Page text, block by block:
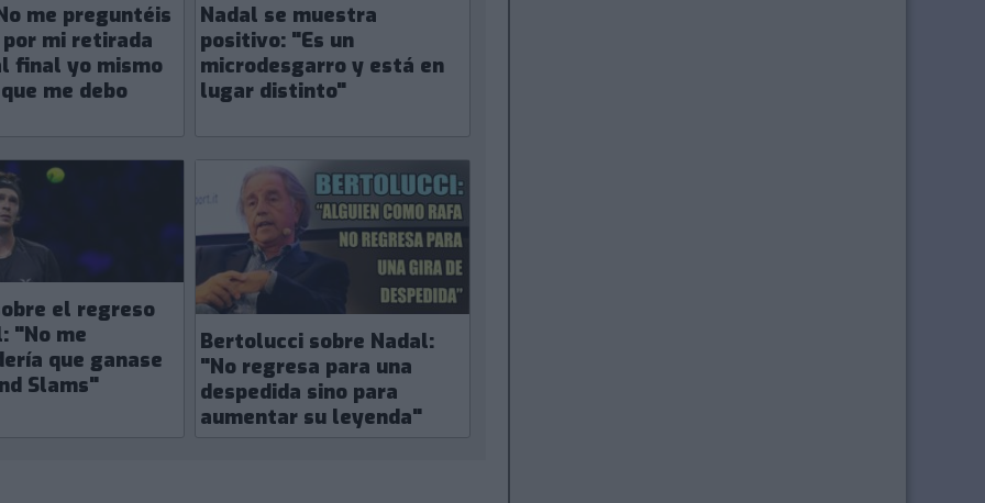
me preguntéis
por mi retirada
final yo mismo
me debo
Nadal se muestra
positivo: "Es un
microdesgarro y está en
lugar distinto"
el regreso
"No me
que ganase
Slams"
Bertolucci sobre Nadal:
"No regresa para una
despedida sino para
aumentar su leyenda"